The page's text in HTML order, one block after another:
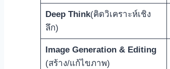
Deep Think(คิดวิเคราะห์เชิง
ลึก)
Image Generation & Editing
(สร้าง/แก้ไขภาพ)